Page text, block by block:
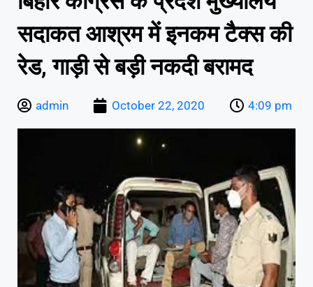
सदाकत आश्रम में इनकम टैक्स की
रेड, गाड़ी से बड़ी नकदी बरामद
admin October 22, 2020 4:09 pm